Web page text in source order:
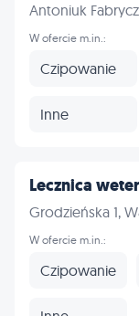
Antoniuk
W ofercie m.in.:
Czipowanie
Inne
Lecznica
Grodzieńska 1,
W ofercie m.in.:
Czipowanie